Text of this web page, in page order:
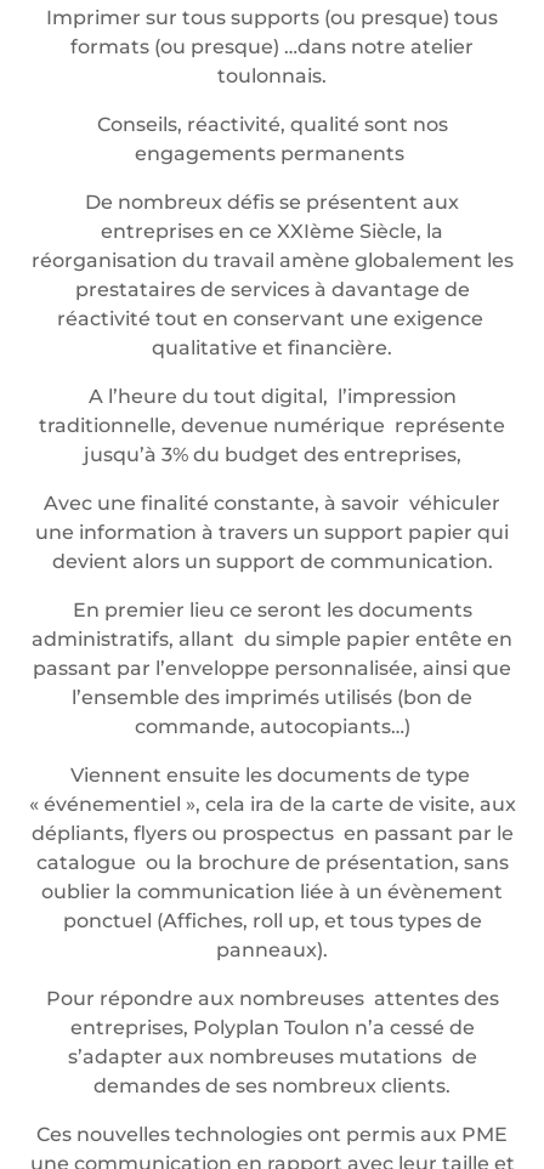
Imprimer sur tous supports (ou presque) tous
formats (ou presque) …dans notre atelier
toulonnais.
Conseils, réactivité, qualité sont nos
engagements permanents
De nombreux défis se présentent aux
entreprises en ce XXIème Siècle, la
réorganisation du travail amène globalement les
prestataires de services à davantage de
réactivité tout en conservant une exigence
qualitative et financière.
A l’heure du tout digital, l’impression
traditionnelle, devenue numérique représente
jusqu’à 3% du budget des entreprises,
Avec une finalité constante, à savoir véhiculer
une information à travers un support papier qui
devient alors un support de communication.
En premier lieu ce seront les documents
administratifs, allant du simple papier entête en
passant par l’enveloppe personnalisée, ainsi que
l’ensemble des imprimés utilisés (bon de
commande, autocopiants…)
Viennent ensuite les documents de type
« événementiel », cela ira de la carte de visite, aux
dépliants, flyers ou prospectus en passant par le
catalogue ou la brochure de présentation, sans
oublier la communication liée à un évènement
ponctuel (Affiches, roll up, et tous types de
panneaux).
Pour répondre aux nombreuses attentes des
entreprises, Polyplan Toulon n’a cessé de
s’adapter aux nombreuses mutations de
demandes de ses nombreux clients.
Ces nouvelles technologies ont permis aux PME
une communication en rapport avec leur taille et